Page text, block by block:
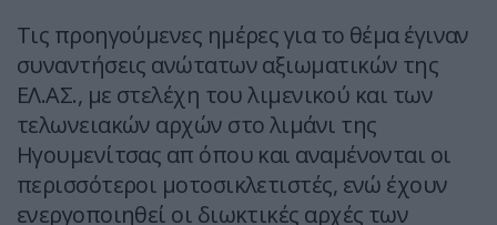
Τις προηγούμενες ημέρες για το θέμα έγιναν
συναντήσεις ανώτατων αξιωματικών της
ΕΛ.ΑΣ., με στελέχη του λιμενικού και των
τελωνειακών αρχών στο λιμάνι της
Ηγουμενίτσας απ όπου και αναμένονται οι
περισσότεροι μοτοσικλετιστές, ενώ έχουν
ενεργοποιηθεί οι διωκτικές αρχές των